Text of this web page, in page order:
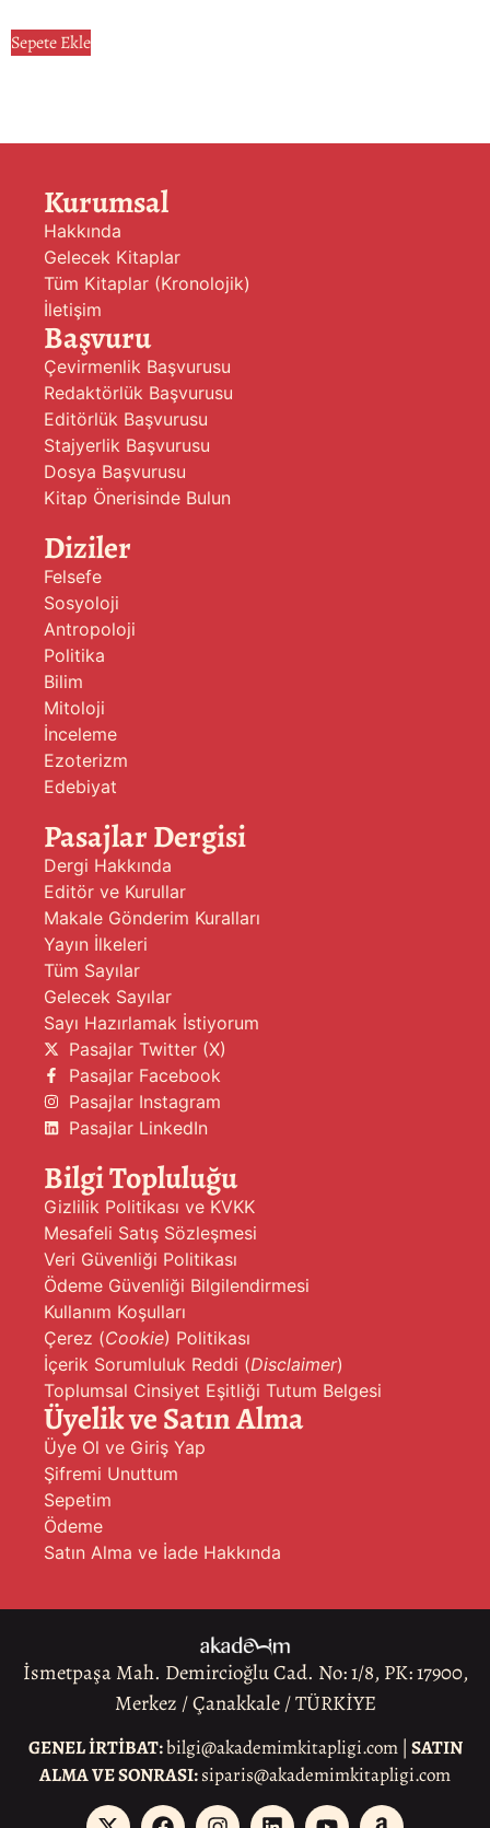
Sepete Ekle
Kurumsal
Hakkında
Gelecek Kitaplar
Tüm Kitaplar (Kronolojik)
İletişim
Başvuru
Çevirmenlik Başvurusu
Redaktörlük Başvurusu
Editörlük Başvurusu
Stajyerlik Başvurusu
Dosya Başvurusu
Kitap Önerisinde Bulun
Diziler
Felsefe
Sosyoloji
Antropoloji
Politika
Bilim
Mitoloji
İnceleme
Ezoterizm
Edebiyat
Pasajlar Dergisi
Dergi Hakkında
Editör ve Kurullar
Makale Gönderim Kuralları
Yayın İlkeleri
Tüm Sayılar
Gelecek Sayılar
Sayı Hazırlamak İstiyorum
Pasajlar Twitter (X)
Pasajlar Facebook
Pasajlar Instagram
Pasajlar LinkedIn
Bilgi Topluluğu
Gizlilik Politikası ve KVKK
Mesafeli Satış Sözleşmesi
Veri Güvenliği Politikası
Ödeme Güvenliği Bilgilendirmesi
Kullanım Koşulları
Çerez (Cookie) Politikası
İçerik Sorumluluk Reddi (Disclaimer)
Toplumsal Cinsiyet Eşitliği Tutum Belgesi
Üyelik ve Satın Alma
Üye Ol ve Giriş Yap
Şifremi Unuttum
Sepetim
Ödeme
Satın Alma ve İade Hakkında
İsmetpaşa Mah. Demircioğlu Cad. No: 1/8, PK: 17900,
Merkez / Çanakkale / TÜRKİYE
GENEL İRTİBAT:bilgi@akademimkitapligi.com | SATIN
ALMA VE SONRASI:siparis@akademimkitapligi.com